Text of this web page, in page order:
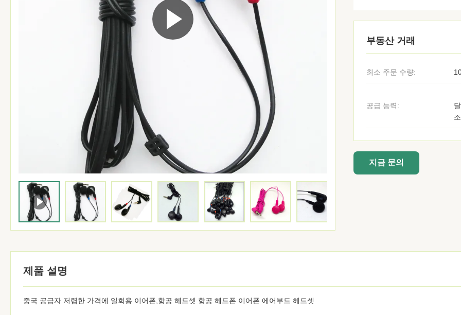
부동산 거래
최소 주문 수량:
공급 능력:
지금 문의
제품 설명
중국 공급자 저렴한 가격에 일회용 이어폰,항공 헤드셋 항공 헤드폰 이어폰 에어부드 헤드셋